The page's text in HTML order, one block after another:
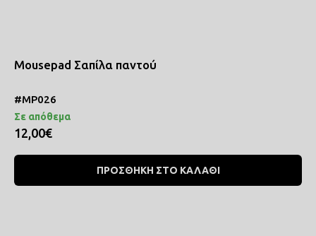
Mousepad Σαπίλα παντού
#MP026
Σε απόθεμα
12,00€
ΠΡΟΣΘΗΚΗ ΣΤΟ ΚΑΛΑΘΙ